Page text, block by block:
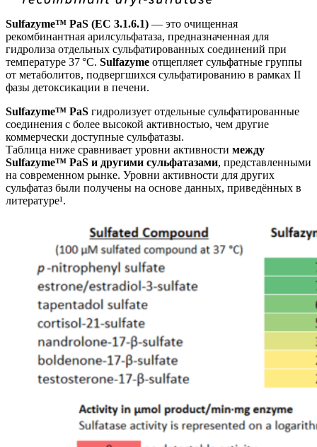
Sulfazyme™ PaS (EC 3.1.6.1) — это очищенная
рекомбинантная арилсульфатаза, предназначенная для
гидролиза отдельных сульфатированных соединений при
температуре 37 °C. Sulfazyme отщепляет сульфатные группы
от метаболитов, подвергшихся сульфатированию в рамках II
фазы детоксикации в печени.
Sulfazyme™ PaS гидролизует отдельные сульфатированные
соединения с более высокой активностью, чем другие
коммерчески доступные сульфатазы.
Таблица ниже сравнивает уровни активности между
Sulfazyme™ PaS и другими сульфатазами, представленными
на современном рынке. Уровни активности для других
сульфатаз были получены на основе данных, приведённых в
литературе¹.